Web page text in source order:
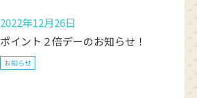
2022年12月26日
ポイント２倍デーのお知らせ！
お知らせ